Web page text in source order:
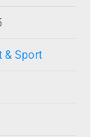
& Sport